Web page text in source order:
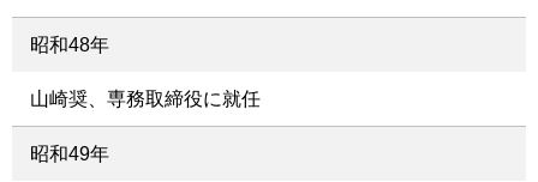
昭和48年
山崎奨、専務取締役に就任
昭和49年